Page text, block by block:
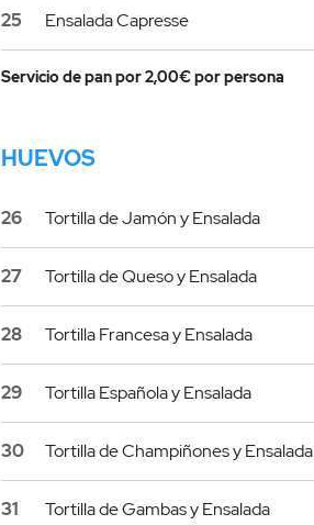
25 Ensalada Capresse
Servicio de pan por 2,00€ por persona
HUEVOS
26 Tortilla de Jamón y Ensalada
27 Tortilla de Queso y Ensalada
28 Tortilla Francesa y Ensalada
29 Tortilla Española y Ensalada
30 Tortilla de Champiñones y Ensalada
31 Tortilla de Gambas y Ensalada